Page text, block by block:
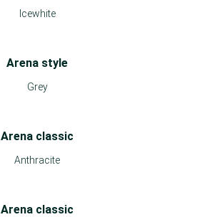
Icewhite
Arena style
Grey
Arena classic
Anthracite
Arena classic